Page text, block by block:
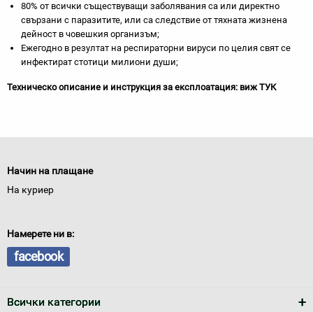
80% от всички съществуващи заболявания са или директно
свързани с паразитите, или са следствие от тяхната жизнена
дейност в човешкия организъм;
Ежегодно в резултат на респираторни вируси по целия свят се
инфектират стотици милиони души;
Техническо описание и инструкция за експлоатация: вижТУК
Начин на плащане
На куриер
Намерете ни в:
facebook
Всички категории